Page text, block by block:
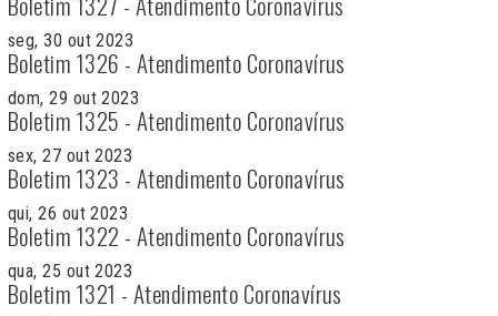
seg, 30 out 2023
Boletim 1326 - Atendimento Coronavírus
dom, 29 out 2023
Boletim 1325 - Atendimento Coronavírus
sex, 27 out 2023
Boletim 1323 - Atendimento Coronavírus
qui, 26 out 2023
Boletim 1322 - Atendimento Coronavírus
qua, 25 out 2023
Boletim 1321 - Atendimento Coronavírus